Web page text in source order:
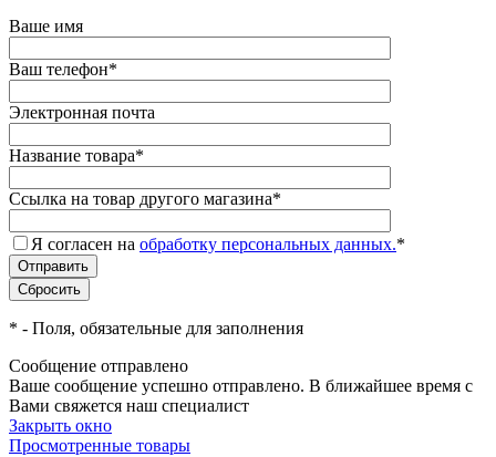
Ваше имя
Ваш телефон*
Электронная почта
Название товара*
Ссылка на товар другого магазина*
Я согласен на обработку персональных данных.*
* - Поля, обязательные для заполнения
Сообщение отправлено
Ваше сообщение успешно отправлено. В ближайшее время с
Вами свяжется наш специалист
Закрыть окно
Просмотренные товары